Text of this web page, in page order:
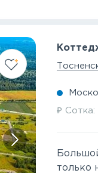
₽ Сотка:
только